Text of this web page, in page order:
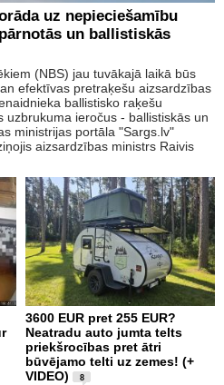
uz nepieciešamību
un ballistiskās
(NBS) jau tuvākajā laikā būs
efektīvas pretraķešu aizsardzības
ballistisko raķešu
ieročus - ballistiskās un
ministrijas portāla "Sargs.lv"
aizsardzības ministrs Raivis
3600 EUR pret 255 EUR?
Neatradu auto jumta telts
priekšrocības pret ātri
būvējamo telti uz zemes! (+
VIDEO)
8